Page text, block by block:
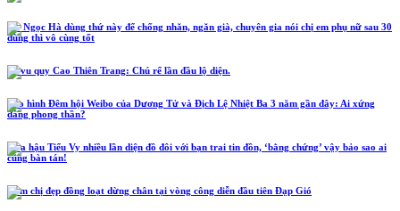
Hồ Ngọc Hà dùng thứ này để chống nhăn, ngăn già, chuyên gia nói chị em phụ nữ sau 30
dùng thì vô cùng tốt
Lễ vu quy Cao Thiên Trang: Chú rể lần đầu lộ diện.
Tạo hình Đêm hội Weibo của Dương Tử và Địch Lệ Nhiệt Ba 3 năm gần đây: Ai xứng
đáng phong thần?
Hoa hậu Tiểu Vy nhiều lần diện đồ đôi với bạn trai tin đồn, ‘bằng chứng’ vậy bảo sao ai
cũng bàn tán!
Năm chị đẹp đồng loạt dừng chân tại vòng công diễn đầu tiên Đạp Gió